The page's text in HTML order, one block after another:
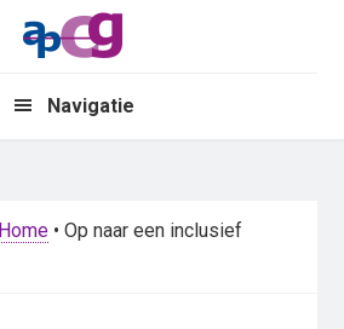
Navigatie
Home • Op naar een inclusief